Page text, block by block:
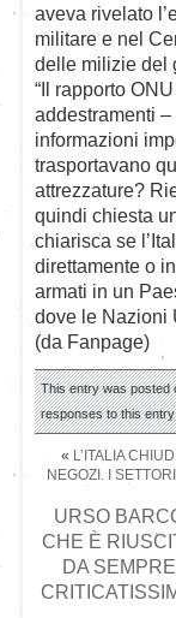
aveva rivelato
militare e nel
delle milizie del
“Il rapporto
addestramenti
informazioni
trasportavano
attrezzature?
quindi chiesta
chiarisca se
direttamente o
armati in un
dove le Nazioni
(da Fanpage)
This entry was posted
responses to this
« L’ITALIA
NEGOZI. I
URSO
CHE È
DA